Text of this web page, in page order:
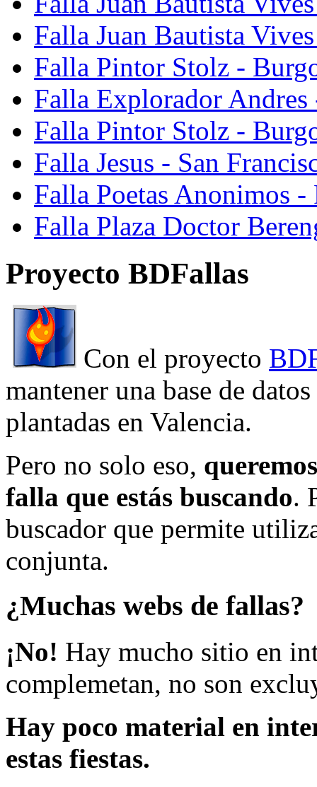
Falla Juan Bautista
Falla Pintor Stolz -
Falla Explorador Andres
Falla Pintor Stolz -
Falla Jesus - San
Falla Poetas Anonimos
Falla Plaza Doctor
Proyecto BDFallas
Con el proyecto
mantener una base de
plantadas en Valencia.
Pero no solo eso,
falla que estás buscando.
buscador que permite
conjunta.
¿Muchas webs de fallas?
¡No! Hay mucho sitio en
complemetan, no son
Hay poco material en
estas fiestas.